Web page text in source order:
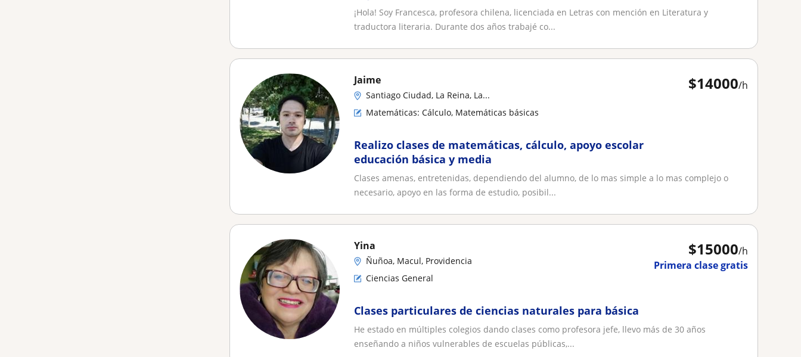
¡Hola! Soy Francesca, profesora chilena, licenciada en Letras con mención en Literatura y
traductora literaria. Durante dos años trabajé co...
$14000/h
Jaime
Santiago Ciudad, La Reina, La...
Matemáticas: Cálculo, Matemáticas básicas
Realizo clases de matemáticas, cálculo, apoyo escolar
educación básica y media
Clases amenas, entretenidas, dependiendo del alumno, de lo mas simple a lo mas complejo o
necesario, apoyo en las forma de estudio, posibil...
$15000/h
Primera clase gratis
Yina
Ñuñoa, Macul, Providencia
Ciencias General
Clases particulares de ciencias naturales para básica
He estado en múltiples colegios dando clases como profesora jefe, llevo más de 30 años
enseñando a niños vulnerables de escuelas públicas,...